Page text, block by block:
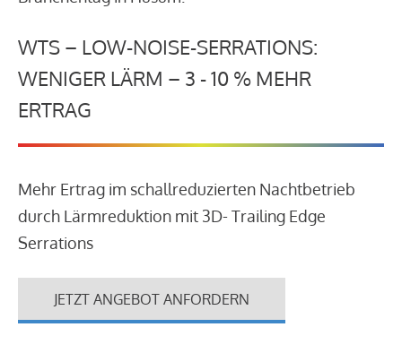
WTS – LOW-NOISE-SERRATIONS:
WENIGER LÄRM – 3 - 10 % MEHR
ERTRAG
Mehr Ertrag im schallreduzierten Nachtbetrieb
durch Lärmreduktion mit 3D- Trailing Edge
Serrations
JETZT ANGEBOT ANFORDERN